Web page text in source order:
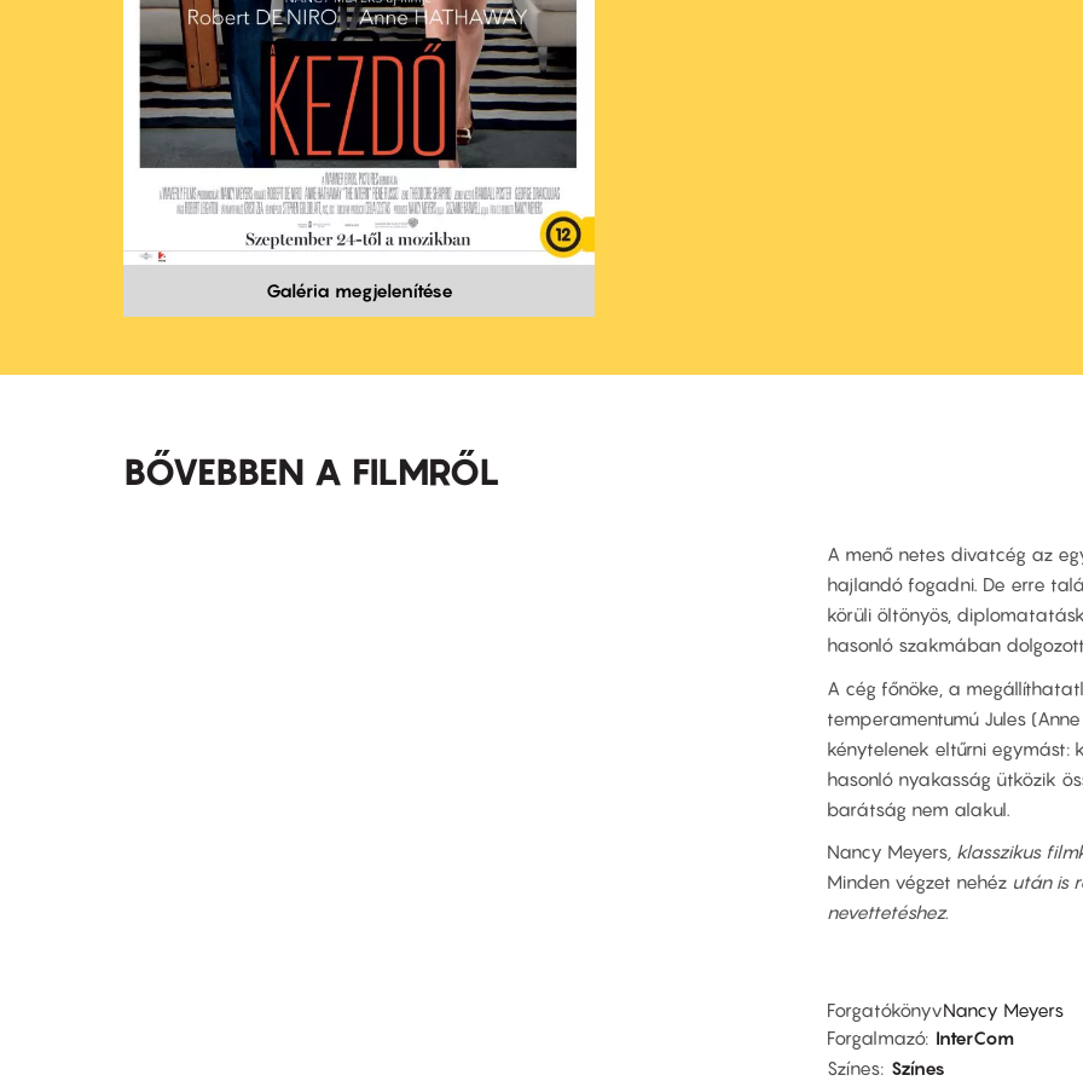
Galéria megjelenítése
BŐVEBBEN A FILMRŐL
A menő netes divatcég az
hajlandó fogadni. De erre
körüli öltönyös,
hasonló szakmában
A cég főnöke, a
temperamentumú Jules
kénytelenek eltűrni egymást:
hasonló nyakasság ütközik
barátság nem alakul.
Nancy Meyers , klasszikus
Minden végzet nehéz után is
nevettetéshez.
ForgatókönyvNancy Meyers
Forgalmazó InterCom
Színes Színes